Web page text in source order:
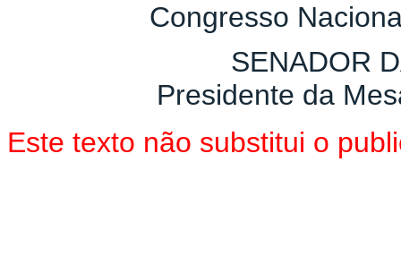
Congresso
SENADOR
Presidente da
Este texto não substitui o